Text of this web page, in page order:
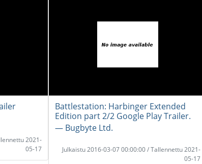
2021-
05-17
Battlestation: Harbinger Extended
Edition part 2/2 Google Play Trailer.
― Bugbyte Ltd.
Julkaistu 2016-03-07 00:00:00 / Tallennettu 2021-
05-17